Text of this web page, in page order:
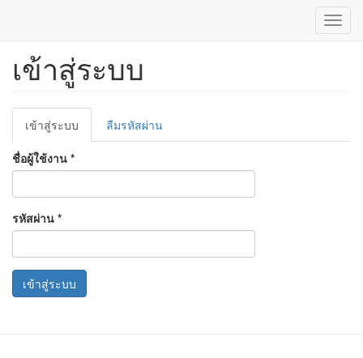
ข้าม
เนื้อหา
เข้าสู่ระบบ
Primary
tabs
เข้าสู่ระบบ
ปัจจุบัน)
ลืมรหัสผ่าน
ชื่อผู้ใช้งาน *
รหัสผ่าน *
เข้าสู่ระบบ